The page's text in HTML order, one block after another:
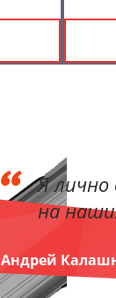
Я лично
на
Андрей